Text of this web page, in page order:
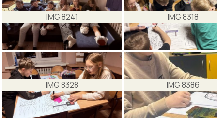
IMG 8241 IMG 8318
IMG 8328 IMG 8386